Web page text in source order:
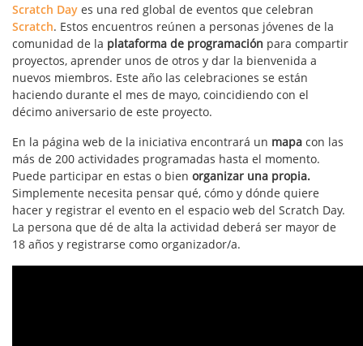
Scratch Day es una red global de eventos que celebran
Scratch. Estos encuentros reúnen a personas jóvenes de la
comunidad de la plataforma de programación para compartir
proyectos, aprender unos de otros y dar la bienvenida a
nuevos miembros. Este año las celebraciones se están
haciendo durante el mes de mayo, coincidiendo con el
décimo aniversario de este proyecto.
En la página web de la iniciativa encontrará un mapa con las
más de 200 actividades programadas hasta el momento.
Puede participar en estas o bien organizar una propia.
Simplemente necesita pensar qué, cómo y dónde quiere
hacer y registrar el evento en el espacio web del Scratch Day.
La persona que dé de alta la actividad deberá ser mayor de
18 años y registrarse como organizador/a.